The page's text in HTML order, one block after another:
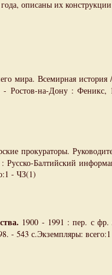
описаны их
мира. Всемирная
Ростов-на-Дону : Феникс,
прокураторы.
Балтийский
- ЧЗ(1)
1900 - 1991 : пер. с
543 с.Экземпляры: